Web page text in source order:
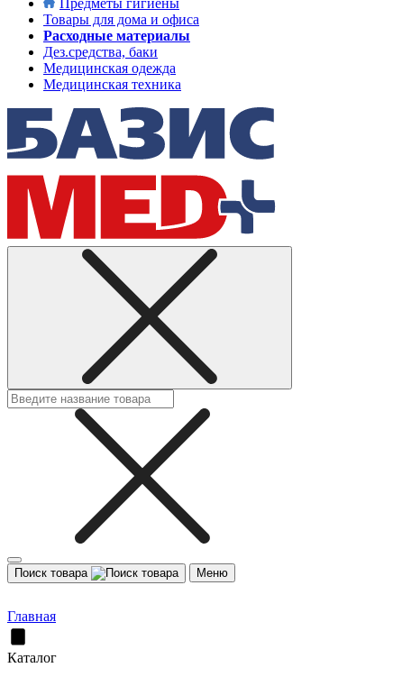
Предметы гигиены
Товары для дома и офиса
Расходные материалы
Дез.средства, баки
Медицинская одежда
Медицинская техника
Поиск товара Меню
Главная
Каталог